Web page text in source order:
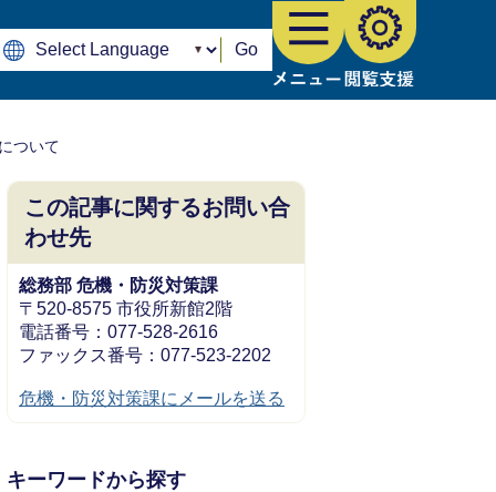
Go
ついて
この記事に関するお問い合
わせ先
総務部 危機・防災対策課
〒520-8575 市役所新館2階
電話番号：077-528-2616
ファックス番号：077-523-2202
危機・防災対策課にメールを送る
キーワードから探す